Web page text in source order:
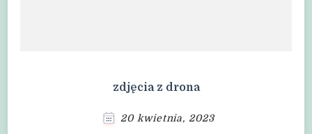
zdjęcia z drona
20 kwietnia, 2023